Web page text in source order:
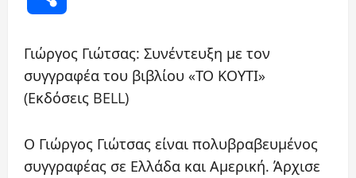
Γιώργος Γιώτσας: Συνέντευξη με τον
συγγραφέα του βιβλίου «ΤΟ ΚΟΥΤΙ»
(Εκδόσεις BELL)
Ο Γιώργος Γιώτσας είναι πολυβραβευμένος
συγγραφέας σε Ελλάδα και Αμερική. Άρχισε